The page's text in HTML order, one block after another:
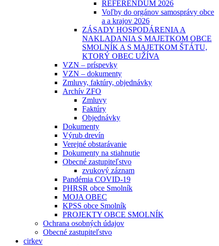
REFERENDUM 2026
Voľby do orgánov samosprávy obce
a a krajov 2026
ZÁSADY HOSPODÁRENIA A
NAKLADANIA S MAJETKOM OBCE
SMOLNÍK A S MAJETKOM ŠTÁTU,
KTORÝ OBEC UŽÍVA
VZN – príspevky
VZN – dokumenty
Zmluvy, faktúry, objednávky
Archív ZFO
Zmluvy
Faktúry
Objednávky
Dokumenty
Výrub drevín
Verejné obstarávanie
Dokumenty na stiahnutie
Obecné zastupiteľstvo
zvukový záznam
Pandémia COVID-19
PHRSR obce Smolník
MOJA OBEC
KPSS obce Smolník
PROJEKTY OBCE SMOLNÍK
Ochrana osobných údajov
Obecné zastupiteľstvo
cirkev